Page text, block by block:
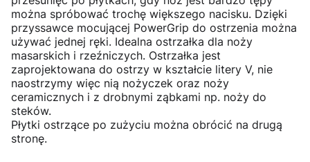
można spróbować trochę większego nacisku. Dzięki
przyssawce mocującej PowerGrip do ostrzenia można
używać jednej ręki. Idealna ostrzałka dla noży
masarskich i rzeźniczych. Ostrzałka jest
zaprojektowana do ostrzy w kształcie litery V, nie
naostrzymy więc nią nożyczek oraz noży
ceramicznych i z drobnymi ząbkami np. noży do
steków.
Płytki ostrzące po zużyciu można obrócić na drugą
stronę.